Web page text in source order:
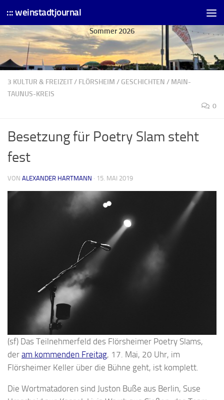
Skip to content
::: weinstadtjournal
Sommer 2026
3 KULTUR & FREIZEIT/ FLÖRSHEIM / GESCHICHTEN / MAIN-
TAUNUS-KREIS
0
Besetzung für Poetry Slam steht
fest
VON ALEXANDER HARTMANN · 15. MAI 2019
(sf) Das Teilnehmerfeld des Flörsheimer Poetry Slams,
der am kommenden Freitag, 17. Mai, 20 Uhr, im
Flörsheimer Keller über die Bühne geht, ist komplett.
Die Wortmatadoren sind Juston Buße aus Berlin, Suse